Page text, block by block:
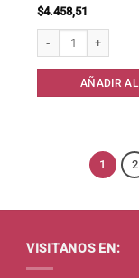
$4.458,51
Pizzera Plastica
AÑADIR
1 2
VISITANOS EN: